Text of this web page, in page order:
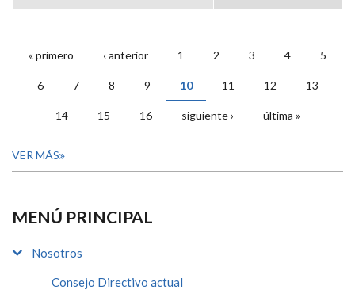
PÁGINAS
« primero ‹ anterior 1 2 3 4 5
6 7 8 9 10 11 12 13
14 15 16 siguiente › última »
VER MÁS
MENÚ PRINCIPAL
Nosotros
Consejo Directivo actual